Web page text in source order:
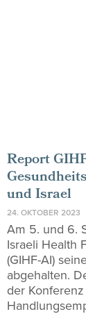
Report
und Israel
24. OKTOBER 2023
Am 5. und 6.
Israeli Health
(GIHF-AI)
abgehalten.
der